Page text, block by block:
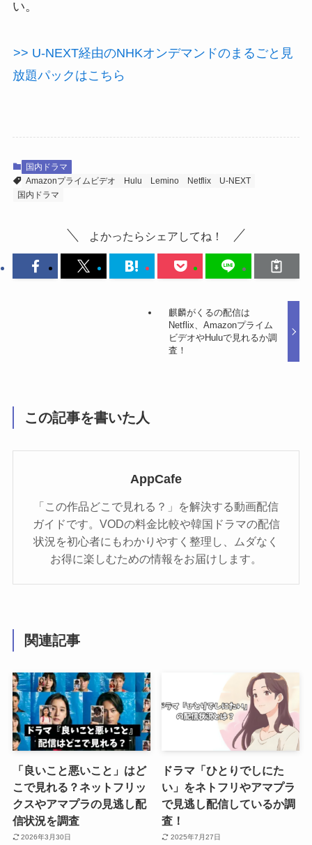
い。
>> U-NEXT経由のNHKオンデマンドのまるごと見
放題パックはこちら
国内ドラマ
Amazonプライムビデオ
Hulu Lemino Netflix
U-NEXT
国内ドラマ
よかったらシェアしてね！
麒麟がくるの配信は
Netflix、Amazonプライム
ビデオやHuluで見れるか調
査！
この記事を書いた人
AppCafe
「この作品どこで見れる？」を解決する動画配信
ガイドです。VODの料金比較や韓国ドラマの配信
状況を初心者にもわかりやすく整理し、ムダなく
お得に楽しむための情報をお届けします。
関連記事
「良いこと悪いこと」はど
こで見れる？ネットフリッ
クスやアマプラの見逃し配
信状況を調査
2026年3月30日
ドラマ「ひとりでしにた
い」をネトフリやアマプラ
で見逃し配信しているか調
査！
2025年7月27日